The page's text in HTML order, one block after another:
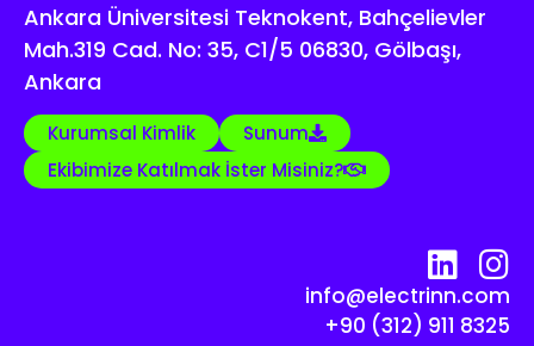
Ankara Üniversitesi Teknokent, Bahçelievler
Mah.319 Cad. No: 35, C1/5 06830, Gölbaşı,
Ankara
Kurumsal Kimlik
Sunum
Ekibimize Katılmak İster Misiniz?
info@electrinn.com
+90 (312) 911 8325